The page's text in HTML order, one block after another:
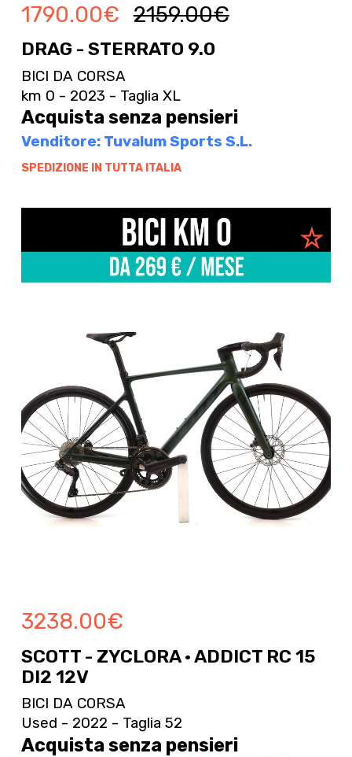
1790.00€ 2159.00€
DRAG - STERRATO 9.0
BICI DA CORSA
km 0 - 2023 - Taglia XL
Acquista senza pensieri
Venditore: Tuvalum Sports S.L.
SPEDIZIONE IN TUTTA ITALIA
3238.00€
SCOTT - ZYCLORA · ADDICT RC 15
DI2 12V
BICI DA CORSA
Used - 2022 - Taglia 52
Acquista senza pensieri